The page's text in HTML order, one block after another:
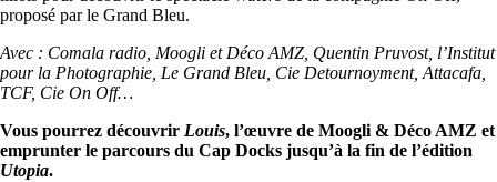
proposé par le Grand Bleu.
Avec : Comala radio, Moogli et Déco AMZ, Quentin Pruvost, l’Institut
pour la Photographie, Le Grand Bleu, Cie Detournoyment, Attacafa,
TCF, Cie On Off…
Vous pourrez découvrir Louis, l’œuvre de Moogli & Déco AMZ et
emprunter le parcours du Cap Docks jusqu’à la fin de l’édition
Utopia.